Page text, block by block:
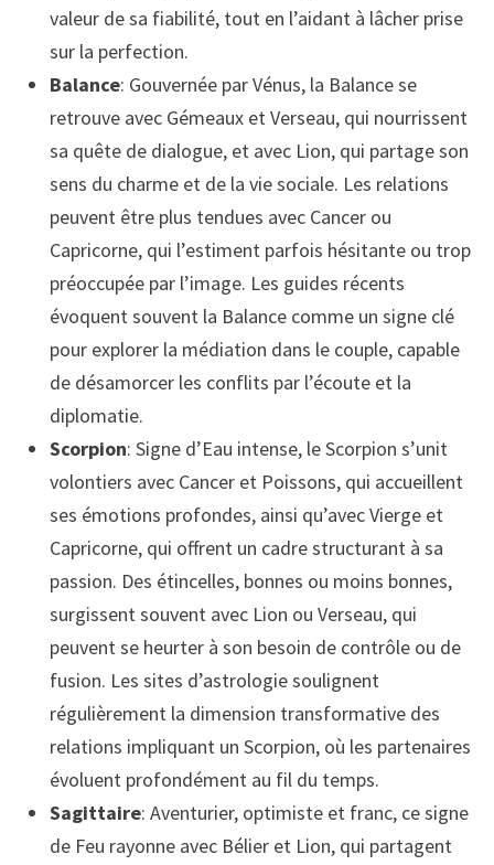
valeur de sa fiabilité, tout en l’aidant à lâcher prise
sur la perfection.
Balance: Gouvernée par Vénus, la Balance se
retrouve avec Gémeaux et Verseau, qui nourrissent
sa quête de dialogue, et avec Lion, qui partage son
sens du charme et de la vie sociale. Les relations
peuvent être plus tendues avec Cancer ou
Capricorne, qui l’estiment parfois hésitante ou trop
préoccupée par l’image. Les guides récents
évoquent souvent la Balance comme un signe clé
pour explorer la médiation dans le couple, capable
de désamorcer les conflits par l’écoute et la
diplomatie.
Scorpion: Signe d’Eau intense, le Scorpion s’unit
volontiers avec Cancer et Poissons, qui accueillent
ses émotions profondes, ainsi qu’avec Vierge et
Capricorne, qui offrent un cadre structurant à sa
passion. Des étincelles, bonnes ou moins bonnes,
surgissent souvent avec Lion ou Verseau, qui
peuvent se heurter à son besoin de contrôle ou de
fusion. Les sites d’astrologie soulignent
régulièrement la dimension transformative des
relations impliquant un Scorpion, où les partenaires
évoluent profondément au fil du temps.
Sagittaire: Aventurier, optimiste et franc, ce signe
de Feu rayonne avec Bélier et Lion, qui partagent